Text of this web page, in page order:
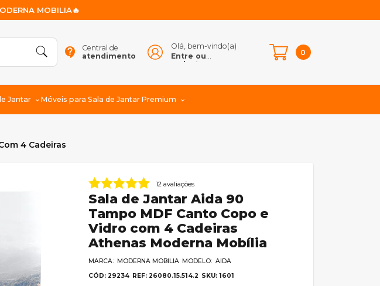
MOBILIA🔥
contact_support
Central de
atendimento
Olá, bem-vindo(a)
Entre ou
cadastre-se
0
Jantar Móveis para Sala de Jantar Premium
4 Cadeiras
12 avaliações
Sala de Jantar Aida 90
Tampo MDF Canto Copo e
Vidro com 4 Cadeiras
Athenas Moderna Mobília
MARCA: MODERNA MOBILIA MODELO: AIDA
CÓD: 29234 REF: 26080.15.514.2 SKU: 1601